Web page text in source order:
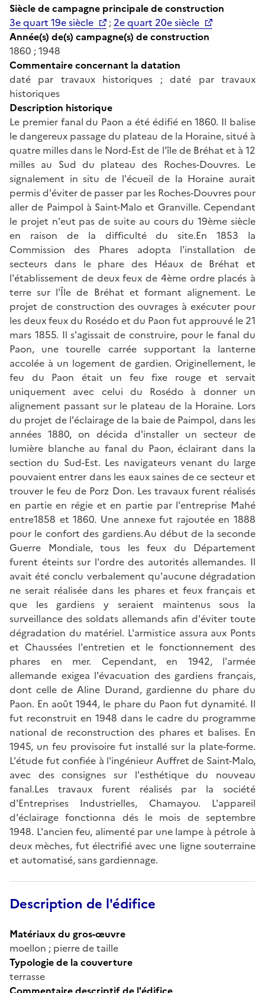
Siècle de campagne principale de construction
3e quart 19e siècle
; 2e quart 20e siècle
Année(s) de(s) campagne(s) de construction
1860 ; 1948
Commentaire concernant la datation
daté par travaux historiques ; daté par travaux
historiques
Description historique
Le premier fanal du Paon a été édifié en 1860. Il balise
le dangereux passage du plateau de la Horaine, situé à
quatre milles dans le Nord-Est de l'île de Bréhat et à 12
milles au Sud du plateau des Roches-Douvres. Le
signalement in situ de l'écueil de la Horaine aurait
permis d'éviter de passer par les Roches-Douvres pour
aller de Paimpol à Saint-Malo et Granville. Cependant
le projet n'eut pas de suite au cours du 19ème siècle
en raison de la difficulté du site.En 1853 la
Commission des Phares adopta l'installation de
secteurs dans le phare des Héaux de Bréhat et
l'établissement de deux feux de 4ème ordre placés à
terre sur l'Île de Bréhat et formant alignement. Le
projet de construction des ouvrages à exécuter pour
les deux feux du Rosédo et du Paon fut approuvé le 21
mars 1855. Il s'agissait de construire, pour le fanal du
Paon, une tourelle carrée supportant la lanterne
accolée à un logement de gardien. Originellement, le
feu du Paon était un feu fixe rouge et servait
uniquement avec celui du Rosédo à donner un
alignement passant sur le plateau de la Horaine. Lors
du projet de l'éclairage de la baie de Paimpol, dans les
années 1880, on décida d'installer un secteur de
lumière blanche au fanal du Paon, éclairant dans la
section du Sud-Est. Les navigateurs venant du large
pouvaient entrer dans les eaux saines de ce secteur et
trouver le feu de Porz Don. Les travaux furent réalisés
en partie en régie et en partie par l'entreprise Mahé
entre1858 et 1860. Une annexe fut rajoutée en 1888
pour le confort des gardiens.Au début de la seconde
Guerre Mondiale, tous les feux du Département
furent éteints sur l'ordre des autorités allemandes. Il
avait été conclu verbalement qu'aucune dégradation
ne serait réalisée dans les phares et feux français et
que les gardiens y seraient maintenus sous la
surveillance des soldats allemands afin d'éviter toute
dégradation du matériel. L'armistice assura aux Ponts
et Chaussées l'entretien et le fonctionnement des
phares en mer. Cependant, en 1942, l'armée
allemande exigea l'évacuation des gardiens français,
dont celle de Aline Durand, gardienne du phare du
Paon. En août 1944, le phare du Paon fut dynamité. Il
fut reconstruit en 1948 dans le cadre du programme
national de reconstruction des phares et balises. En
1945, un feu provisoire fut installé sur la plate-forme.
L'étude fut confiée à l'ingénieur Auffret de Saint-Malo,
avec des consignes sur l'esthétique du nouveau
fanal.Les travaux furent réalisés par la société
d'Entreprises Industrielles, Chamayou. L'appareil
d'éclairage fonctionna dés le mois de septembre
1948. L'ancien feu, alimenté par une lampe à pétrole à
deux mèches, fut électrifié avec une ligne souterraine
et automatisé, sans gardiennage.
Description de l'édifice
Matériaux du gros-œuvre
moellon ; pierre de taille
Typologie de la couverture
terrasse